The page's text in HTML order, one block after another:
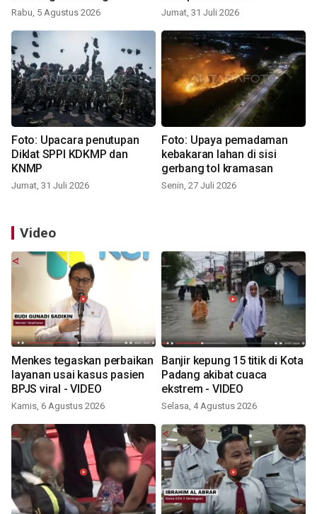
Rabu, 5 Agustus 2026 Jumat, 31 Juli 2026
Foto: Upacara penutupan
Diklat SPPI KDKMP dan
KNMP
Jumat, 31 Juli 2026
Foto: Upaya pemadaman
kebakaran lahan di sisi
gerbang tol kramasan
Senin, 27 Juli 2026
Video
Menkes tegaskan perbaikan
layanan usai kasus pasien
BPJS viral - VIDEO
Kamis, 6 Agustus 2026
Banjir kepung 15 titik di Kota
Padang akibat cuaca
ekstrem - VIDEO
Selasa, 4 Agustus 2026